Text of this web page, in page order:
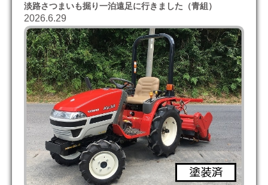
淡路さつまいも掘り一泊遠足に行きました（青組）
2026.6.29